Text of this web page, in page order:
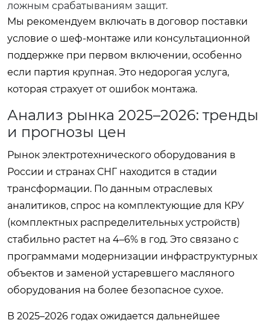
ложным срабатываниям защит.
Мы рекомендуем включать в договор поставки
условие о шеф-монтаже или консультационной
поддержке при первом включении, особенно
если партия крупная. Это недорогая услуга,
которая страхует от ошибок монтажа.
Анализ рынка 2025–2026: тренды
и прогнозы цен
Рынок электротехнического оборудования в
России и странах СНГ находится в стадии
трансформации. По данным отраслевых
аналитиков, спрос на комплектующие для КРУ
(комплектных распределительных устройств)
стабильно растет на 4–6% в год. Это связано с
программами модернизации инфраструктурных
объектов и заменой устаревшего масляного
оборудования на более безопасное сухое.
В 2025–2026 годах ожидается дальнейшее